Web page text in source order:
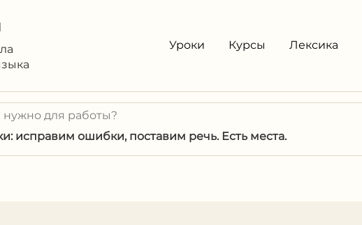
Уроки Курсы Лексика
нужно для работы?
исправим ошибки, поставим речь. Есть места.